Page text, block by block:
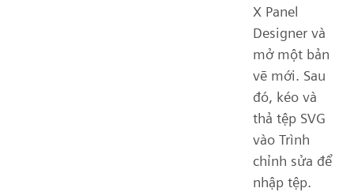
X Panel
Designer và
mở một bản
vẽ mới. Sau
đó, kéo và
thả tệp SVG
vào Trình
chỉnh sửa để
nhập tệp.